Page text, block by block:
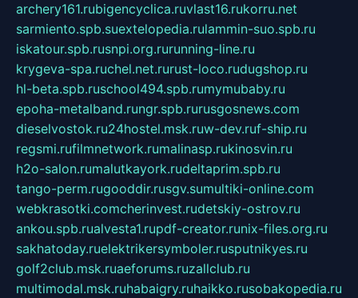
archery161.rubigencyclica.ruvlast16.rukorru.net
sarmiento.spb.suextelopedia.rulammin-suo.spb.ru
iskatour.spb.rusnpi.org.rurunning-line.ru
krygeva-spa.ruchel.net.rurust-loco.rudugshop.ru
hl-beta.spb.ruschool494.spb.rumymubaby.ru
epoha-metalband.rungr.spb.rurusgosnews.com
dieselvostok.ru24hostel.msk.ruw-dev.ruf-ship.ru
regsmi.rufilmnetwork.rumalinasp.rukinosvin.ru
h2o-salon.rumalutkayork.rudeltaprim.spb.ru
tango-perm.rugooddir.rusgv.sumultiki-online.com
webkrasotki.comcherinvest.rudetskiy-ostrov.ru
ankou.spb.rualvesta1.rupdf-creator.runix-files.org.ru
sakhatoday.ruelektrikersymboler.rusputnikyes.ru
golf2club.msk.ruaeforums.ruzallclub.ru
multimodal.msk.ruhabaigry.ruhaikko.rusobakopedia.ru